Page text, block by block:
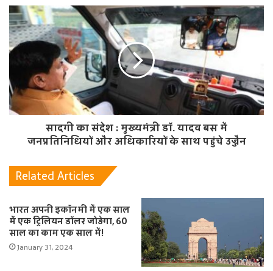
सादगी का संदेश : मुख्यमंत्री डॉ. यादव बस में
जनप्रतिनिधियों और अधिकारियों के साथ पहुंचे उज्जैन
Related Articles
भारत अपनी इकॉनमी में एक साल
में एक ट्रिलियन डॉलर जोड़ेगा, 60
साल का काम एक साल में!
January 31, 2024